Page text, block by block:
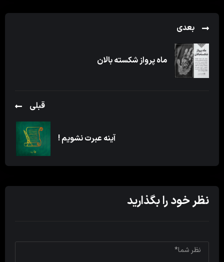
بعدی
ماه پرواز شکسته بالان
قبلی
آینه عبرت نشویم !
نظر خود را بگذارید